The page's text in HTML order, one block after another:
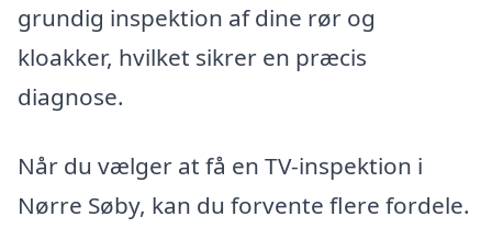
grundig inspektion af dine rør og
kloakker, hvilket sikrer en præcis
diagnose.
Når du vælger at få en TV-inspektion i
Nørre Søby, kan du forvente flere fordele.